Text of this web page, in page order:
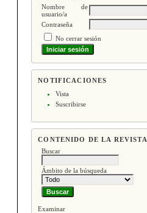
Nombre de
usuario/a
Contraseña
No cerrar sesión
NOTIFICACIONES
Vista
Suscribirse
CONTENIDO DE LA REVISTA
Buscar
Ámbito de la búsqueda
Examinar